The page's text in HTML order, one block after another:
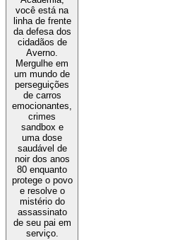
você está na
linha de frente
da defesa dos
cidadãos de
Averno.
Mergulhe em
um mundo de
perseguições
de carros
emocionantes,
crimes
sandbox e
uma dose
saudável de
noir dos anos
80 enquanto
protege o povo
e resolve o
mistério do
assassinato
de seu pai em
serviço.